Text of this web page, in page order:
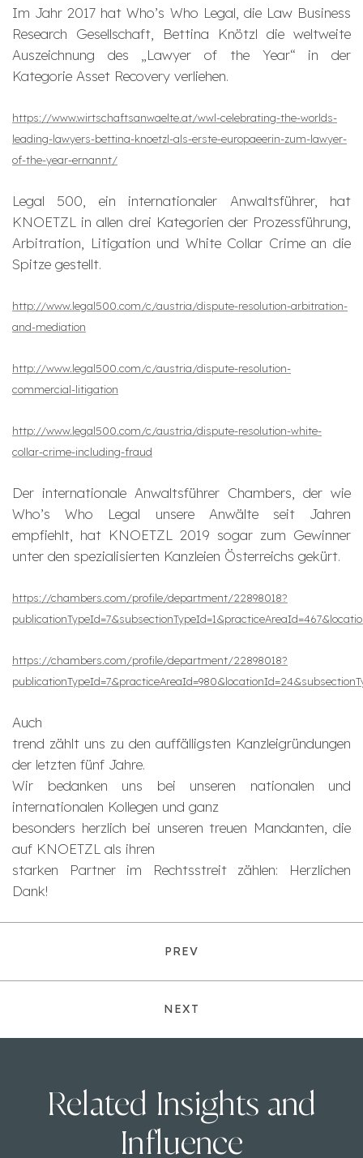
Im Jahr 2017 hat Who’s Who Legal, die Law Business
Research Gesellschaft, Bettina Knötzl die weltweite
Auszeichnung des „Lawyer of the Year“ in der
Kategorie Asset Recovery verliehen.
https://www.wirtschaftsanwaelte.at/wwl-celebrating-the-worlds-
leading-lawyers-bettina-knoetzl-als-erste-europaeerin-zum-lawyer-
of-the-year-ernannt/
Legal 500, ein internationaler Anwaltsführer, hat
KNOETZL in allen drei Kategorien der Prozessführung,
Arbitration, Litigation und White Collar Crime an die
Spitze gestellt.
http://www.legal500.com/c/austria/dispute-resolution-arbitration-
and-mediation
http://www.legal500.com/c/austria/dispute-resolution-
commercial-litigation
http://www.legal500.com/c/austria/dispute-resolution-white-
collar-crime-including-fraud
Der internationale Anwaltsführer Chambers, der wie
Who’s Who Legal unsere Anwälte seit Jahren
empfiehlt, hat KNOETZL 2019 sogar zum Gewinner
unter den spezialisierten Kanzleien Österreichs gekürt.
https://chambers.com/profile/department/22898018?
https://chambers.com/profile/department/22898018?
Auch
trend zählt uns zu den auffälligsten Kanzleigründungen
der letzten fünf Jahre.
Wir bedanken uns bei unseren nationalen und
internationalen Kollegen und ganz
besonders herzlich bei unseren treuen Mandanten, die
auf KNOETZL als ihren
starken Partner im Rechtsstreit zählen: Herzlichen
Dank!
PREV
NEXT
Related Insights and
Influence